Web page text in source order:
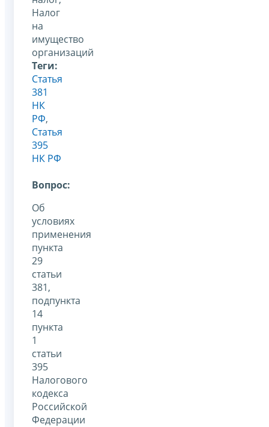
Налог
на
имущество
организаций
Теги:
Статья
381
НК
РФ,
Статья
395
НК РФ
Вопрос:
Об
условиях
применения
пункта
29
статьи
381,
подпункта
14
пункта
1
статьи
395
Налогового
кодекса
Российской
Федерации